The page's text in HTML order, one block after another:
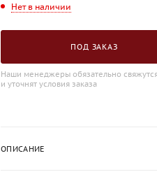
Нет в наличии
ПОД ЗАКАЗ
Наши менеджеры обязательно
и уточнят условия заказа
ОПИСАНИЕ